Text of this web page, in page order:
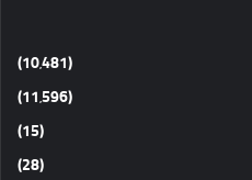
(10٬481)
(11٬596)
(15)
(28)